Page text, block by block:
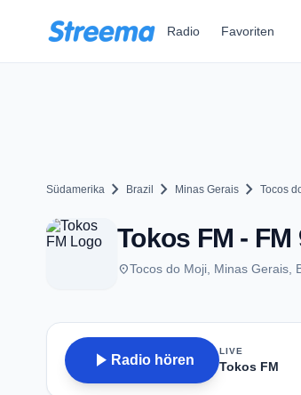
Radio Favoriten
Südamerika chevron_right Brazil chevron_right Minas Gerais chevron_right Tocos
Tokos FM -
placeTocos do Moji, Minas Gerais,
play_arrow Radio hören
LIVE
Tokos FM